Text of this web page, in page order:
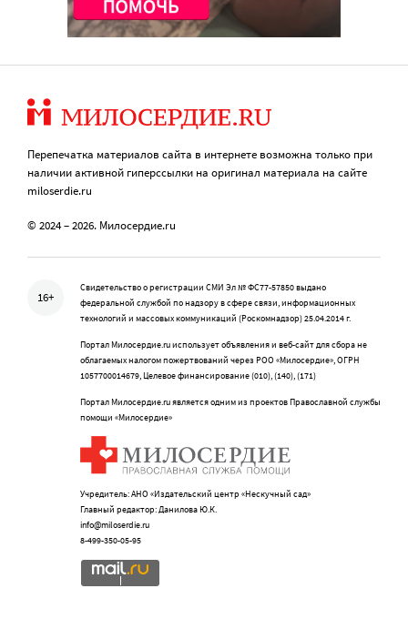
Перепечатка материалов сайта в интернете возможна только при
наличии активной гиперссылки на оригинал материала на сайте
miloserdie.ru
© 2024 – 2026. Милосердие.ru
16+
Свидетельство о регистрации СМИ Эл № ФС77-57850 выдано
федеральной службой по надзору в сфере связи, информационных
технологий и массовых коммуникаций (Роскомнадзор) 25.04.2014 г.
Портал Милосердие.ru использует объявления и веб-сайт для сбора не
облагаемых налогом пожертвований через РОО «Милосердие», ОГРН
1057700014679, Целевое финансирование (010), (140), (171)
Портал Милосердие.ru является одним из проектов Православной службы
помощи «Милосердие»
Учредитель: АНО «Издательский центр «Нескучный сад»
Главный редактор: Данилова Ю.К.
info@miloserdie.ru
8-499-350-05-95